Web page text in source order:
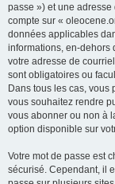
passe ») et une
compte sur «
données applicables
informations, en-dehors
votre adresse de
sont obligatoires ou
Dans tous les cas, vous
vous souhaitez rendre
vous abonner ou non à
option disponible sur
Votre mot de passe est
sécurisé. Cependant, il